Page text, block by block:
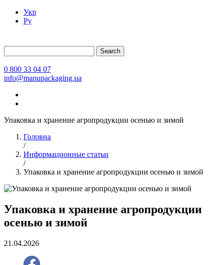
Укр
Ру
Search
0 800 33 04 07
info@manupackaging.ua
Упаковка и хранение агропродукции осенью и зимой
Головна
/
Информационные статьи
/
Упаковка и хранение агропродукции осенью и зимой
Упаковка и хранение агропродукции
осенью и зимой
21.04.2026